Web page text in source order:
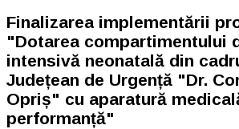
Finalizarea implementării
"Dotarea compartimentului
intensivă neonatală din
Județean de Urgență "Dr.
Opriș" cu aparatură
performanță"